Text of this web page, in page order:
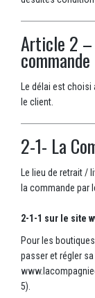
Article 2 –
commande
Le délai est
le client.
2-1- La
Le lieu de retrait
la commande par
2-1-1 sur le site
Pour les
passer et régler
5).